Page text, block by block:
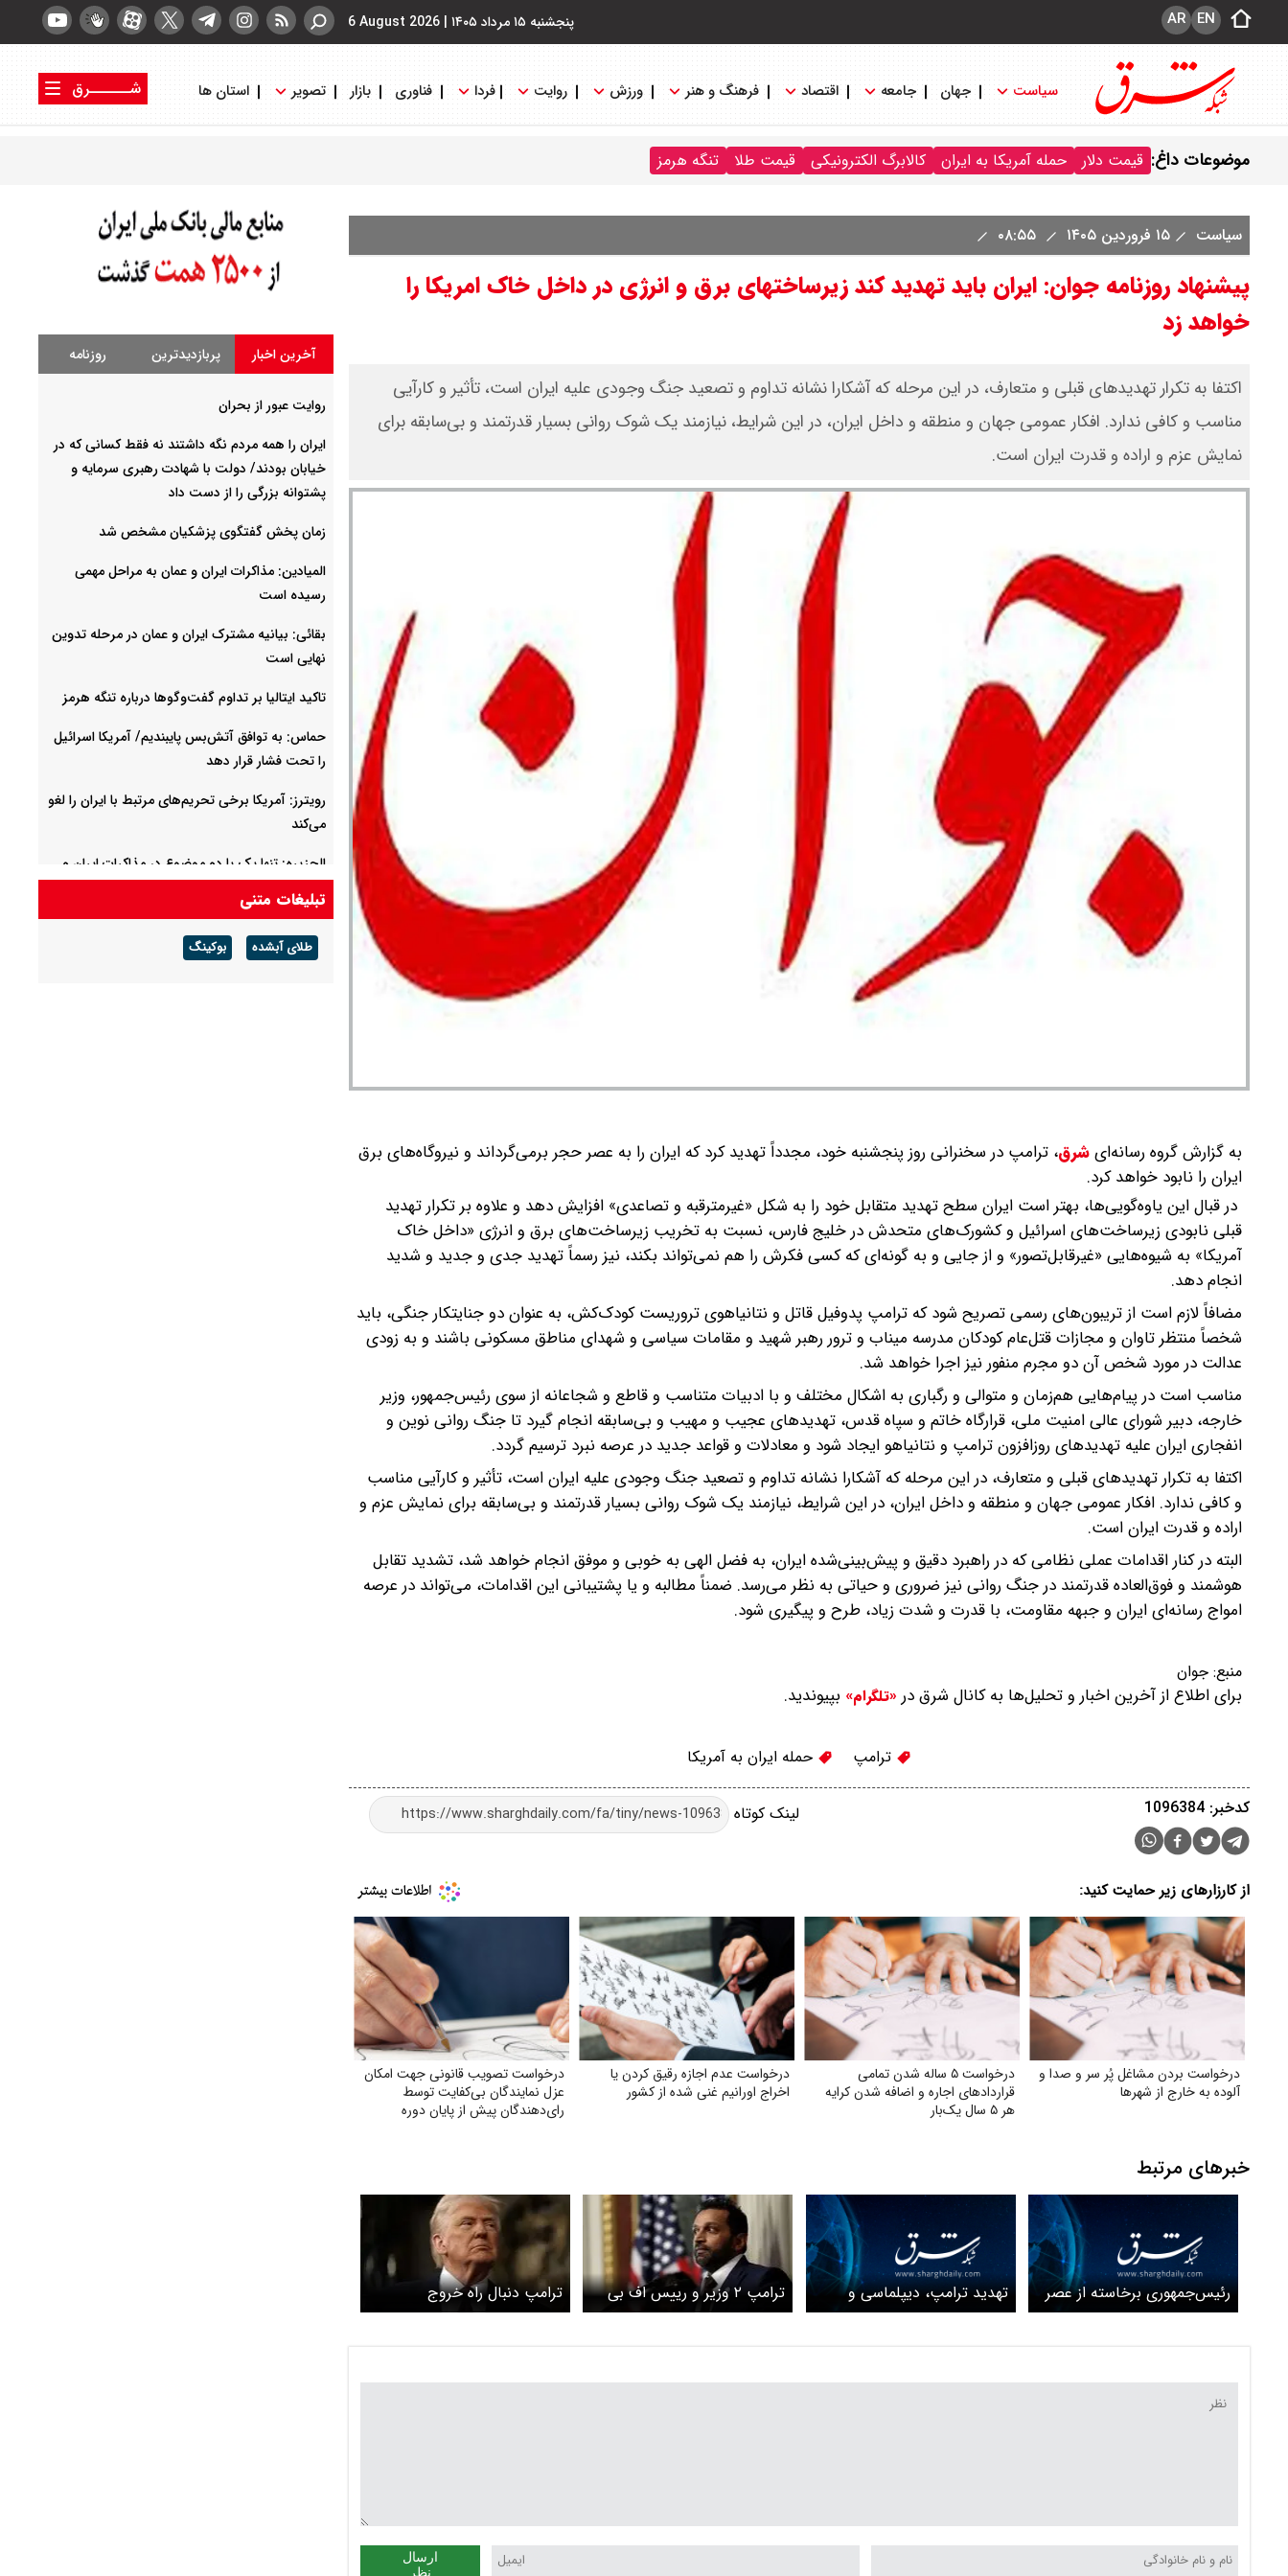
پنجشنبه ۱۵ مرداد ۱۴۰۵ |
6 August 2026 EN
AR
سیاست جهان جامعه اقتصاد فرهنگ و هنر ورزش روایت فردا فناوری بازار تصویر استان ها
شــــــرق
موضوعات داغ: قیمت دلار حمله آمریکا به ایران کالابرگ الکترونیکی قیمت طلا تنگه هرمز
سیاست ۱۵ فروردین ۱۴۰۵
پیشنهاد روزنامه جوان: ایران باید تهدید کند زیرساختهای برق و انرژی در داخل خاک امریکا را
خواهد زد
اکتفا به تکرار تهدیدهای قبلی و متعارف، در این مرحله که آشکارا نشانه تداوم و تصعید جنگ وجودی علیه ایران است، تأثیر و کارآیی
مناسب و کافی ندارد. افکار عمومی جهان و منطقه و داخل ایران، در این شرایط، نیازمند یک شوک روانی بسیار قدرتمند و بی‌سابقه برای
نمایش عزم و اراده و قدرت ایران است.
به گزارش گروه رسانه‌ایشرق، ترامپ در سخنرانی روز پنجشنبه خود، مجدداً تهدید کرد که ایران را به عصر حجر برمی‌گرداند و نیروگاه‌های برق
ایران را نابود خواهد کرد.
در قبال این یاوه‌گویی‌ها، بهتر است ایران سطح تهدید متقابل خود را به شکل «غیرمترقبه و تصاعدی» افزایش دهد و علاوه بر تکرار تهدید
قبلی نابودی زیرساخت‌های اسرائیل و کشورک‌های متحدش در خلیج فارس، نسبت به تخریب زیرساخت‌های برق و انرژی «داخل خاک
آمریکا» به شیوه‌هایی «غیرقابل‌تصور» و از جایی و به گونه‌ای که کسی فکرش را هم نمی‌تواند بکند، نیز رسماً تهدید جدی و جدید و شدید
انجام دهد.
مضافاً لازم است از تریبون‌های رسمی تصریح شود که ترامپ پدوفیل قاتل و نتانیاهوی تروریست کودک‌کش، به عنوان دو جنایتکار جنگی، باید
شخصاً منتظر تاوان و مجازات قتل‌عام کودکان مدرسه میناب و ترور رهبر شهید و مقامات سیاسی و شهدای مناطق مسکونی باشند و به زودی
عدالت در مورد شخص آن دو مجرم منفور نیز اجرا خواهد شد.
مناسب است در پیام‌هایی هم‌زمان و متوالی و رگباری به اشکال مختلف و با ادبیات متناسب و قاطع و شجاعانه از سوی رئیس‌جمهور، وزیر
خارجه، دبیر شورای عالی امنیت ملی، قرارگاه خاتم و سپاه قدس، تهدیدهای عجیب و مهیب و بی‌سابقه انجام گیرد تا جنگ روانی نوین و
انفجاری ایران علیه تهدیدهای روزافزون ترامپ و نتانیاهو ایجاد شود و معادلات و قواعد جدید در عرصه نبرد ترسیم گردد.
اکتفا به تکرار تهدیدهای قبلی و متعارف، در این مرحله که آشکارا نشانه تداوم و تصعید جنگ وجودی علیه ایران است، تأثیر و کارآیی مناسب
و کافی ندارد. افکار عمومی جهان و منطقه و داخل ایران، در این شرایط، نیازمند یک شوک روانی بسیار قدرتمند و بی‌سابقه برای نمایش عزم و
اراده و قدرت ایران است.
البته در کنار اقدامات عملی نظامی که در راهبرد دقیق و پیش‌بینی‌شده ایران، به فضل الهی به خوبی و موفق انجام خواهد شد، تشدید تقابل
هوشمند و فوق‌العاده قدرتمند در جنگ روانی نیز ضروری و حیاتی به نظر می‌رسد. ضمناً مطالبه و یا پشتیبانی این اقدامات، می‌تواند در عرصه
امواج رسانه‌ای ایران و جبهه مقاومت، با قدرت و شدت زیاد، طرح و پیگیری شود.
منبع: جوان
برای اطلاع از آخرین اخبار و تحلیل‌ها به کانال شرق در «تلگرام» بپیوندید.
ترامپ حمله ایران به آمریکا
لینک کوتاه کدخبر: 1096384
از کارزارهای زیر حمایت کنید:
درخواست بردن مشاغل پُر سر و صدا و
آلوده به خارج از شهرها
درخواست ۵ ساله شدن تمامی
قراردادهای اجاره و اضافه شدن کرایه
هر ۵ سال یک‌بار
درخواست عدم اجازه رقیق کردن یا
اخراج اورانیم غنی شده از کشور
درخواست تصویب قانونی جهت امکان
عزل نمایندگان بی‌کفایت توسط
رای‌دهندگان پیش از پایان دوره
خبرهای مرتبط
رئیس‌جمهوری برخاسته از عصر
پیشاحجر
تهدید ترامپ، دیپلماسی و
تکلیف اپوزیسیون
ترامپ ۲ وزیر و رییس اف بی
آی را اخراج می‌کند؟
ترامپ دنبال راه خروج
می‌گردد؟+ جلد تایم
ارسال
نظر
آخرین اخبار پربازدیدترین روزنامه
روایت عبور از بحران
ایران را همه مردم نگه داشتند نه فقط کسانی که در
خیابان بودند/ دولت با شهادت رهبری سرمایه و
پشتوانه بزرگی را از دست داد
زمان پخش گفتگوی پزشکیان مشخص شد
المیادین: مذاکرات ایران و عمان به مراحل مهمی
رسیده است
بقائی: بیانیه مشترک ایران و عمان در مرحله تدوین
نهایی است
تاکید ایتالیا بر تداوم گفت‌وگوها درباره تنگه هرمز
حماس: به توافق آتش‌بس پایبندیم/ آمریکا اسرائیل
را تحت فشار قرار دهد
رویترز: آمریکا برخی تحریم‌های مرتبط با ایران را لغو
می‌کند
الجزیره: تنها یک یا دو موضوع در مذاکرات ایران و
عمان باقی مانده است
عبور ۲ نفت‌کش پاکستانی از تنگه باب‌المندب
تبلیغات متنی
طلای آبشده بوکینگ